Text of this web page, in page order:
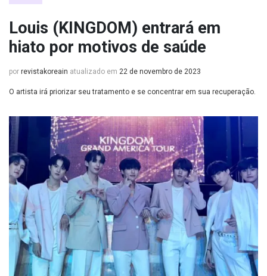
Louis (KINGDOM) entrará em
hiato por motivos de saúde
por revistakoreain atualizado em 22 de novembro de 2023
O artista irá priorizar seu tratamento e se concentrar em sua recuperação.